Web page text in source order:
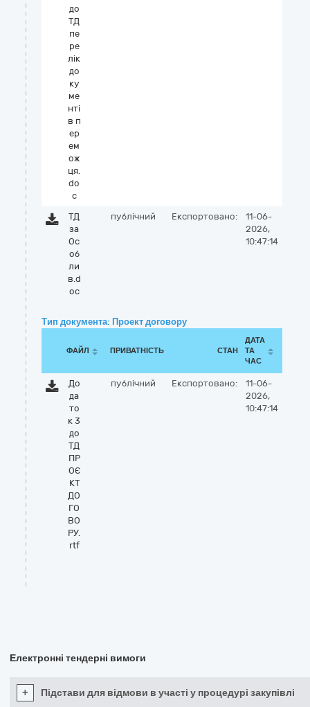
до
ТД
пе
ре
лік
до
ку
ме
нті
в п
ер
ем
ож
ця.
do
c
ТД
за
Ос
об
ли
в.d
oc
публічний Експортовано:
11-06-
2026,
10:47:14
Тип документа: Проект договору
ФАЙЛ ПРИВАТНІСТЬ СТАН
ДАТА
ТА
ЧАС
До
да
то
к 3
до
ТД
ПР
ОЄ
КТ
ДО
ГО
ВО
РУ.
rtf
публічний Експортовано:
11-06-
2026,
10:47:14
Електронні тендерні вимоги
+ Підстави для відмови в участі у процедурі закупівлі